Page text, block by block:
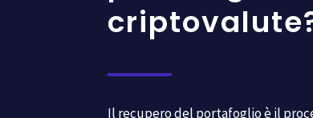
Il recupero del portafoglio è il